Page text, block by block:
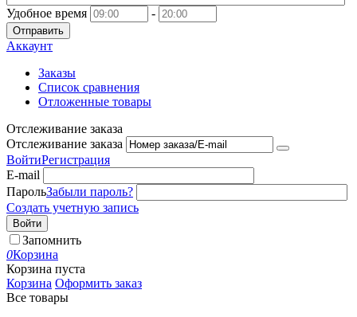
Удобное время -
Отправить
Аккаунт
Заказы
Список сравнения
Отложенные товары
Отслеживание заказа
Отслеживание заказа
ВойтиРегистрация
E-mail
ПарольЗабыли пароль?
Создать учетную запись
Войти
Запомнить
0Корзина
Корзина пуста
Корзина Оформить заказ
Все товары